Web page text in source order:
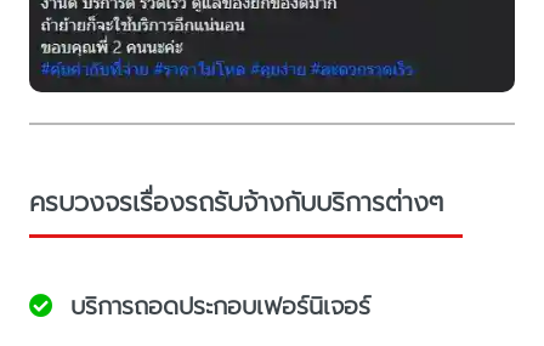
ครบวงจรเรื่องรถรับจ้างกับบริการต่างๆ
บริการถอดประกอบเฟอร์นิเจอร์